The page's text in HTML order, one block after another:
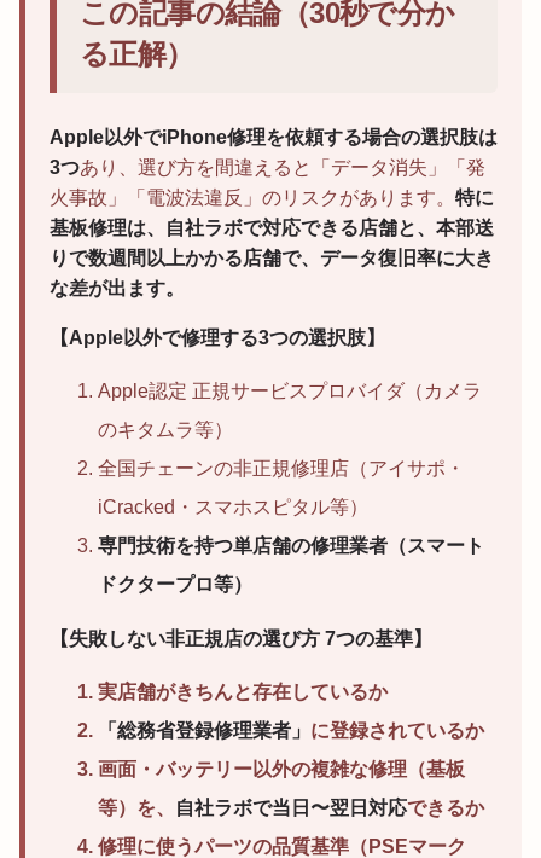
この記事の結論（30秒で分か
る正解）
Apple以外でiPhone修理を依頼する場合の選択肢は
3つあり、選び方を間違えると「データ消失」「発
火事故」「電波法違反」のリスクがあります。 特に
基板修理は、自社ラボで対応できる店舗と、本部送
りで数週間以上かかる店舗で、データ復旧率に大き
な差が出ます。
【Apple以外で修理する3つの選択肢】
Apple認定 正規サービスプロバイダ（カメラ
のキタムラ等）
全国チェーンの非正規修理店（アイサポ・
iCracked・スマホスピタル等）
専門技術を持つ単店舗の修理業者（スマート
ドクタープロ等）
【失敗しない非正規店の選び方 7つの基準】
実店舗がきちんと存在しているか
「総務省登録修理業者」 に登録されているか
画面・バッテリー以外の複雑な修理（基板
等）を、
自社ラボで当日〜翌日対応できるか
修理に使うパーツの品質基準（PSEマーク